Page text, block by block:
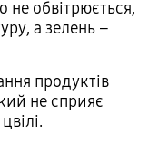
не обвітрюється,
а зелень –
продуктів
не сприяє